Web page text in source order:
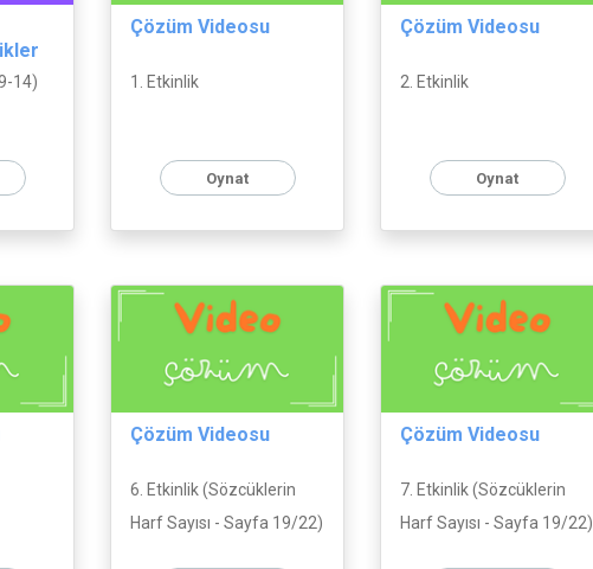
14)
Çözüm Videosu
1. Etkinlik
Oynat
Çözüm Videosu
2. Etkinlik
Oynat
Çözüm Videosu
6. Etkinlik (Sözcüklerin
Harf Sayısı - Sayfa 19/22)
Çözüm Videosu
7. Etkinlik (Sözcüklerin
Harf Sayısı - Sayfa 19/22)